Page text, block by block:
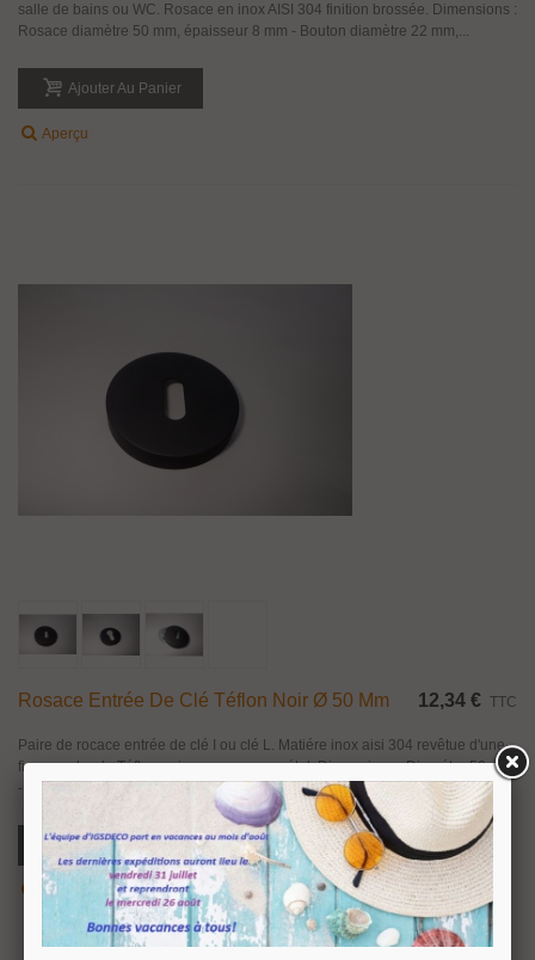
salle de bains ou WC. Rosace en inox AISI 304 finition brossée. Dimensions :
Rosace diamètre 50 mm, épaisseur 8 mm - Bouton diamètre 22 mm,...
Ajouter Au Panier
Aperçu
Rosace Entrée De Clé Téflon Noir Ø 50 Mm 12,34 € TTC
Paire de rocace entrée de clé I ou clé L. Matiére inox aisi 304 revêtue d'une
fine couche de Téflon noir, sous rosace métal. Dimensions : Diamétre 50 mm
- Epaisseur 8 mm. Pour la fixation des rosaces la visserie est...
Ajouter Au Panier
Aperçu